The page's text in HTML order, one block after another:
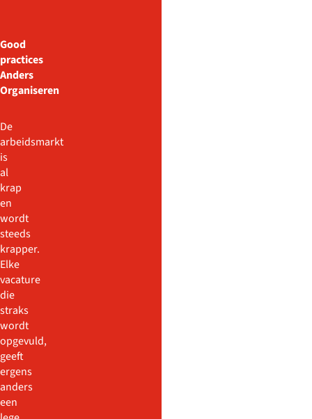
Good
practices
Anders
Organiseren
De
arbeidsmarkt
is
al
krap
en
wordt
steeds
krapper.
Elke
vacature
die
straks
wordt
opgevuld,
geeft
ergens
anders
een